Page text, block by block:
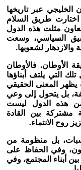
عبر تاريخها
طريق السلام
مثلت هذه الدول
السياسي، وسعت
والازدهار لشعوبها.
الأوطان. فالأوطان
التي يلتف أبناؤها
المعنى الحقيقي
بل يتحول إلى وعي
هذه الدول ليست
مشتركة بين القادة
روح الانتماء.
بل منظومة من
وفي الحفاظ على
أبناء المجتمع، وفي